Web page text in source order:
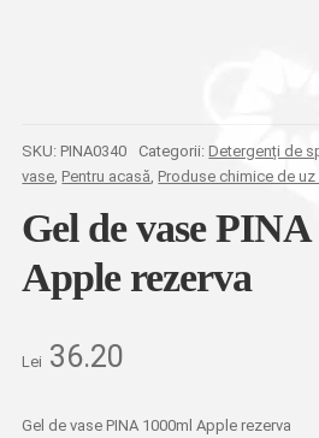
SKU: PINA0340 Categorii: Detergenți de
vase, Pentru acasă, Produse chimice de
Gel de vase
Apple rezerva
Lei 36.20
Gel de vase PINA 1000ml Apple rezerva